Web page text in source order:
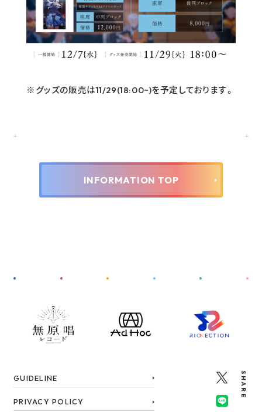
※グッズの販売は11/29(18:00~)を予定しております。
INFORMATION TOP
SHARE
GUIDELINE
PRIVACY POLICY